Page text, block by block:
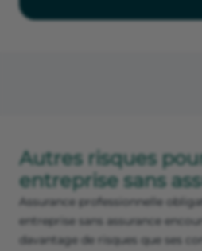
Autres risques
entreprise sans
Assurance professionnelle
entreprise sans assurance
davantage de risques que ses